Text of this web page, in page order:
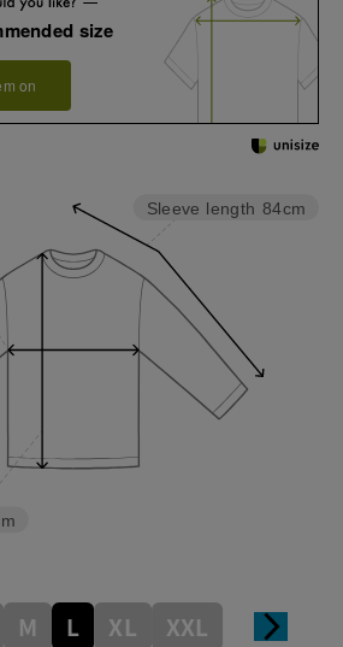
size
on
Sleeve length 84cm
M L XL XXL